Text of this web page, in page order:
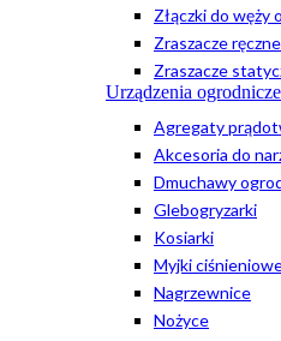
Złączki do węży
Zraszacze
Zraszacze
Urządzenia ogrodnicze
Agregaty
Akcesoria do
Dmuchawy
Glebogryzarki
Kosiarki
Myjki
Nagrzewnice
Nożyce